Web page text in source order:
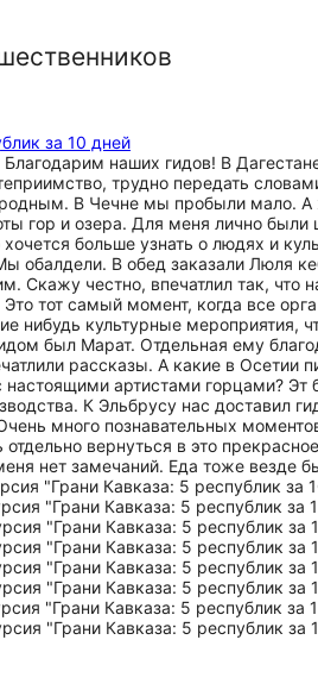
за 10 дней
Благодарим наших гидов! В
трудно передать
В Чечне мы пробыли мало. А
гор и озера. Для меня лично
больше узнать о людях и
обалдели. В обед заказали Люля
Скажу честно, впечатлил так,
тот самый момент, когда все
нибудь культурные
был Марат. Отдельная ему
рассказы. А какие в Осетии
настоящими артистами горцами?
К Эльбрусу нас
много познавательных
отдельно вернуться в это
нет замечаний. Еда тоже везде